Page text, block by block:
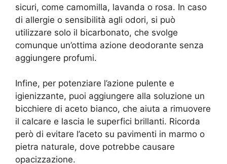
sicuri, come camomilla, lavanda o rosa. In caso
di allergie o sensibilità agli odori, si può
utilizzare solo il bicarbonato, che svolge
comunque un’ottima azione deodorante senza
aggiungere profumi.
Infine, per potenziare l’azione pulente e
igienizzante, puoi aggiungere alla soluzione un
bicchiere di aceto bianco, che aiuta a rimuovere
il calcare e lascia le superfici brillanti. Ricorda
però di evitare l’aceto su pavimenti in marmo o
pietra naturale, dove potrebbe causare
opacizzazione.